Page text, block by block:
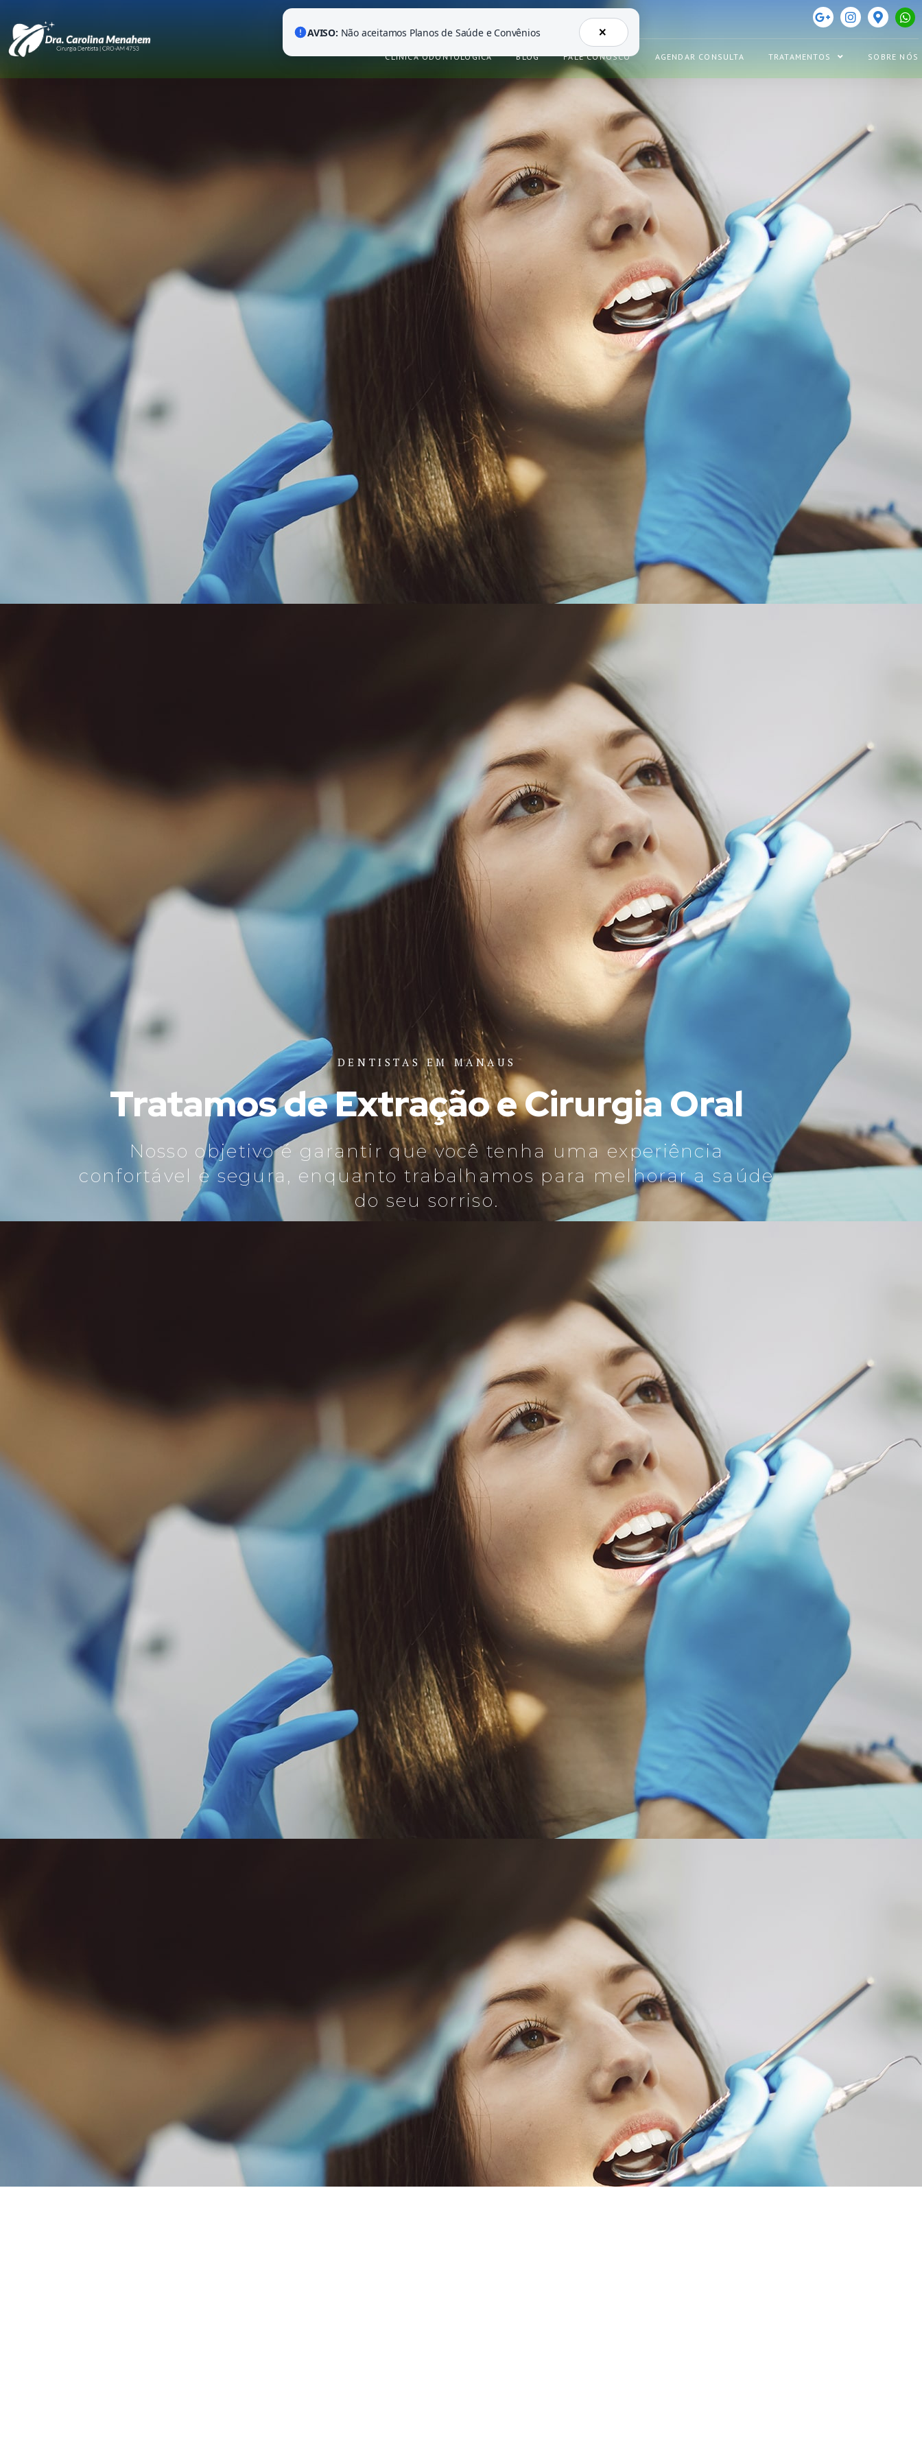
CLÍNICA ODONTOLÓGICA BLOG FALE CONOSCO AGENDAR CONSULTA TRATAMENTOS SOBRE NÓS
DENTISTAS EM MANAUS
Tratamos de Extração e Cirurgia Oral
Nosso objetivo é garantir que você tenha uma experiência
confortável e segura, enquanto trabalhamos para melhorar a saúde
do seu sorriso.
AVISO: Não aceitamos Planos de Saúde e Convênios ×